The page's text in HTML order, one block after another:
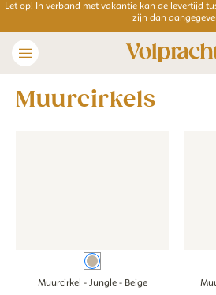
Let op! In verband met vakantie kan de levertijd
zijn dan
muurcirkels
Beige
Muurcirkel - Jungle- Beige